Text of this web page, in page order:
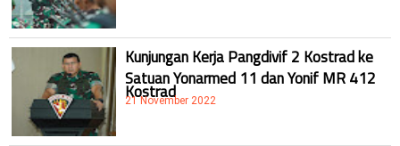
Kunjungan Kerja Pangdivif 2 Kostrad ke
Satuan Yonarmed 11 dan Yonif MR 412
Kostrad
21 November 2022